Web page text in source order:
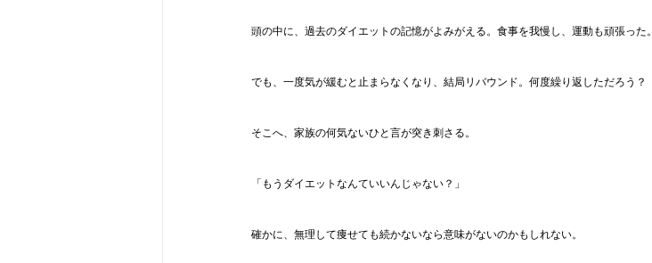
頭の中に、過去のダイエットの記憶がよみがえる。食事を我慢し、運動も頑張った。
でも、一度気が緩むと止まらなくなり、結局リバウンド。何度繰り返しただろう？
そこへ、家族の何気ないひと言が突き刺さる。
「もうダイエットなんていいんじゃない？」
確かに、無理して痩せても続かないなら意味がないのかもしれない。